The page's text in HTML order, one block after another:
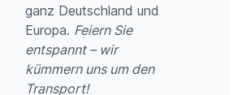
ganz Deutschland und
Europa. Feiern Sie
entspannt – wir
kümmern uns um den
Transport!